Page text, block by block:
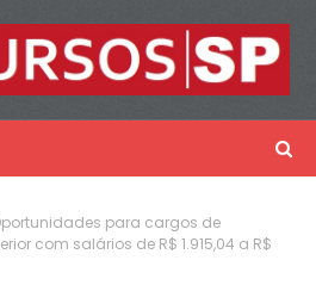
para cargos de
com salários de R$ 1.915,04 a R$